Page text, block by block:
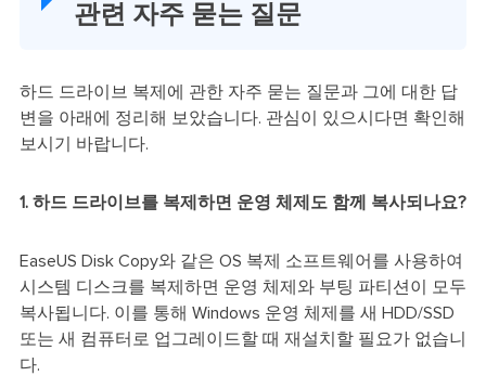
관련 자주 묻는 질문
하드 드라이브 복제에 관한 자주 묻는 질문과 그에 대한 답
변을 아래에 정리해 보았습니다. 관심이 있으시다면 확인해
보시기 바랍니다.
1. 하드 드라이브를 복제하면 운영 체제도 함께 복사되나요?
EaseUS Disk Copy와 같은 OS 복제 소프트웨어를 사용하여
시스템 디스크를 복제하면 운영 체제와 부팅 파티션이 모두
복사됩니다. 이를 통해 Windows 운영 체제를 새 HDD/SSD
또는 새 컴퓨터로 업그레이드할 때 재설치할 필요가 없습니
다.